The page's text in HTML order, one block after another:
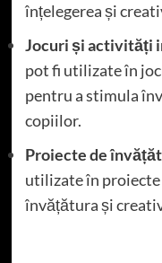
înțelegerea și
Jocuri și activități
pot fi utilizate în
pentru a stimula
copiilor.
Proiecte de
utilizate în
învățătura și